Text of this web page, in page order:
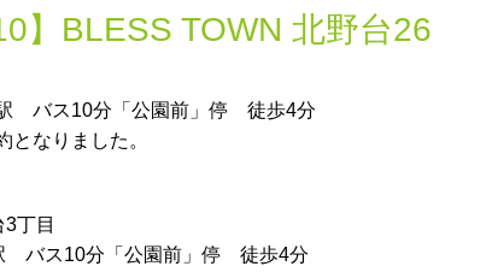
】BLESS TOWN 北野台26
駅 バス10分「公園前」停 徒歩4分
となりました。
丁目
バス10分「公園前」停 徒歩4分